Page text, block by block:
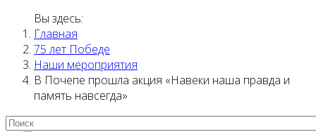
Вы здесь:
Главная
75 лет Победе
Наши мероприятия
В Почепе прошла акция «Навеки наша правда и
память навсегда»